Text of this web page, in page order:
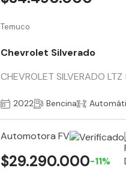
Temuco
Chevrolet Silverado
CHEVROLET SILVERADO
2022 Bencina
Automotora FV
$29.290.000-11%